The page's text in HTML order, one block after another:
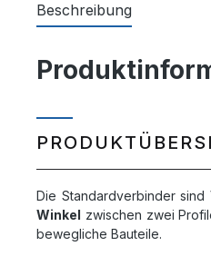
Beschreibung
Die Standardverbinder sind
Winkel zwischen zwei
bewegliche Bauteile.